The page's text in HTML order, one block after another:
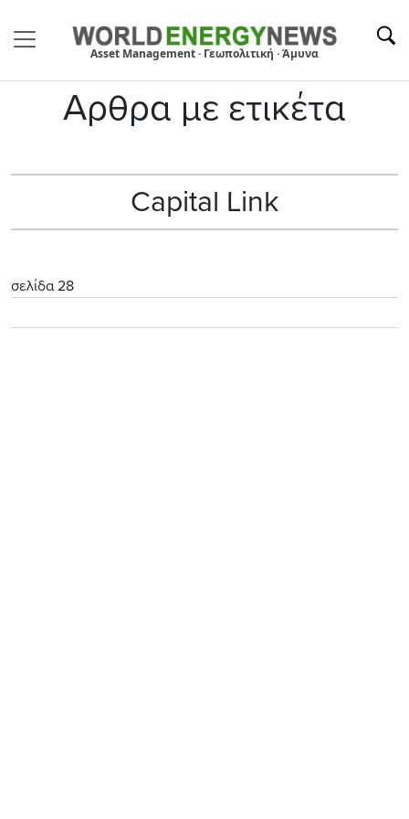
Asset Management · Γεωπολιτική · Άμυνα
Αρθρα με ετικέτα
Capital Link
σελίδα 28